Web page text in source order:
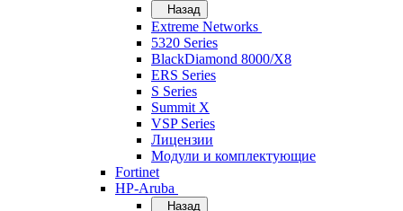
Назад
Extreme Networks
5320 Series
BlackDiamond 8000/X8
ERS Series
S Series
Summit X
VSP Series
Лицензии
Модули и комплектующие
Fortinet
HP-Aruba
Назад